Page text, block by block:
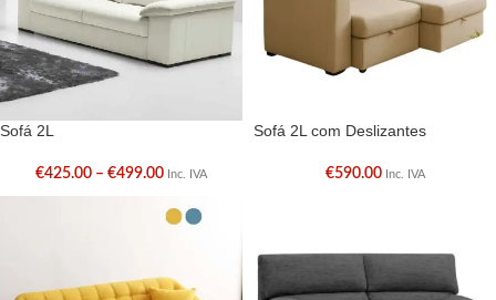
Sofá 2L
€425.00 – €499.00 Inc. IVA
Sofá 2L com Deslizantes
€590.00 Inc. IVA